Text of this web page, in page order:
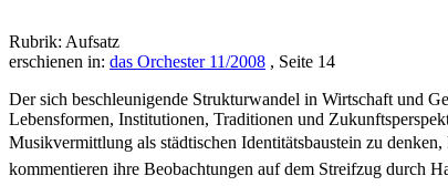
Rubrik: Aufsatz
erschienen in: das Orchester 11/2008 , Seite 14
Der sich beschleunigende Strukturwandel in Wirtschaft und
Lebensformen, Institutionen, Traditionen und
Musikvermittlung als städtischen Identitätsbaustein zu
kommentieren ihre Beobachtungen auf dem Streifzug durch